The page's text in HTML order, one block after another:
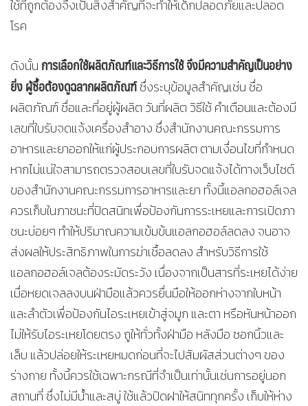
ใช้ที่ถูกต้องจึงเป็นสิ่งสำคัญที่จะทำให้เด็กปลอดภัยและปลอด
โรค
ดังนั้น การเลือกใช้ผลิตภัณฑ์และวิธีการใช้ จึงมีความสำคัญเป็นอย่าง
ยิ่งผู้ซื้อต้องดูฉลากผลิตภัณฑ์ซึ่งระบุข้อมูลสำคัญเช่น ชื่อ
ผลิตภัณฑ์ ชื่อและที่อยู่ผู้ผลิต วันที่ผลิต วิธีใช้ คำเตือนและต้องมี
เลขที่ใบรับจดแจ้งเครื่องสำอาง ซึ่งสำนักงานคณะกรรมการ
อาหารและยาออกให้แก่ผู้ประกอบการผลิต ตามเงื่อนไขที่กำหนด
หากไม่แน่ใจสามารถตรวจสอบเลขที่ใบรับจดแจ้งได้ทางเว็บไซต์
ของสำนักงานคณะกรรมการอาหารและยา ทั้งนี้แอลกอฮอล์เจล
ควรเก็บในภาชนะที่ปิดสนิทเพื่อป้องกันการระเหยและการเปิดภา
ชนะบ่อยๆ ทำให้ปริมาณความเข้มข้นแอลกอฮอล์ลดลง จนอาจ
ส่งผลให้ประสิทธิภาพในการฆ่าเชื้อลดลง สำหรับวิธีการใช้
แอลกอฮอล์เจลต้องระมัดระวัง เนื่องจากเป็นสารที่ระเหยได้ง่าย
เมื่อหยดเจลลงบนฝ่ามือแล้วควรยื่นมือให้ออกห่างจากใบหน้า
และลำตัวเพื่อป้องกันไอระเหยเข้าสู่จมูก และตา หรือหันหน้าออก
ไม่ให้รับไอระเหยโดยตรง ถูให้ทั่วทั้งฝ่ามือ หลังมือ ซอกนิ้วและ
เล็บ แล้วปล่อยให้ระเหยหมดก่อนที่จะไปสัมผัสส่วนต่างๆ ของ
ร่างกาย ทั้งนี้ควรใช้เฉพาะกรณีที่จำเป็นเท่านั้นเช่นการอยู่นอก
สถานที่ ซึ่งไม่มีน้ำและสบู่ ใช้แล้วปิดฝาให้สนิททุกครั้ง เก็บให้ห่าง